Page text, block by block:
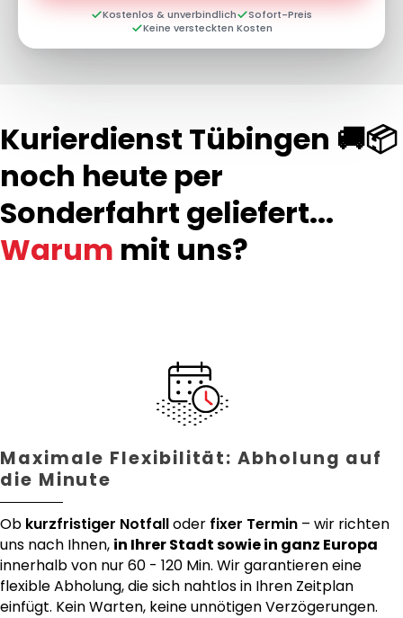
Kostenlos & unverbindlich
Sofort-Preis
Keine versteckten Kosten
Kurierdienst Tübingen 🚚📦
noch heute per
Sonderfahrt geliefert...
Warum mit uns?
Maximale Flexibilität: Abholung auf
die Minute
Ob kurzfristiger Notfalloder fixer Termin – wir richten
uns nach Ihnen, in Ihrer Stadt sowie in ganz Europa
innerhalb von nur 60 - 120 Min. Wir garantieren eine
flexible Abholung, die sich nahtlos in Ihren Zeitplan
einfügt. Kein Warten, keine unnötigen Verzögerungen.